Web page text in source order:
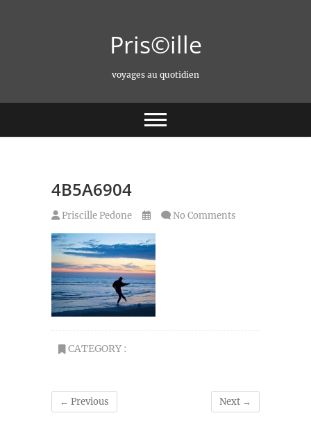
Pris©ille
voyages au quotidien
4B5A6904
Priscille Pedone No Comments
CATEGORY :
← Previous Next →